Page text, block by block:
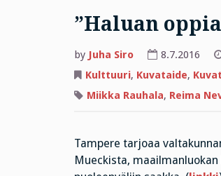
”Haluan
by Juha Siro 8.7.2016
Kulttuuri, Kuvataide,
Miikka Rauhala, Reima
Tampere tarjoaa
Mueckista,